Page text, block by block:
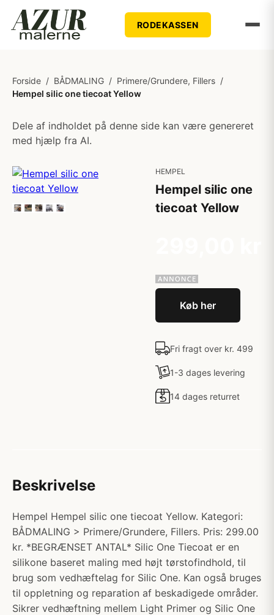
RODEKASSEN
Forside / BÅDMALING / Primere/Grundere, Fillers /
Hempel silic one tiecoat Yellow
Dele af indholdet på denne side kan være genereret
med hjælp fra AI.
HEMPEL
Hempel silic one
tiecoat Yellow
Køb her
Fri fragt over kr. 499
1-3 dages levering
14 dages returret
Beskrivelse
Hempel Hempel silic one tiecoat Yellow. Kategori:
BÅDMALING > Primere/Grundere, Fillers. Pris: 299.00
kr. *BEGRÆNSET ANTAL* Silic One Tiecoat er en
silikone baseret maling med højt tørstofindhold, til
brug som vedhæftelag for Silic One. Kan også bruges
til oppletning og reparation af beskadigede områder.
Sikrer vedhæftning mellem Light Primer og Silic One